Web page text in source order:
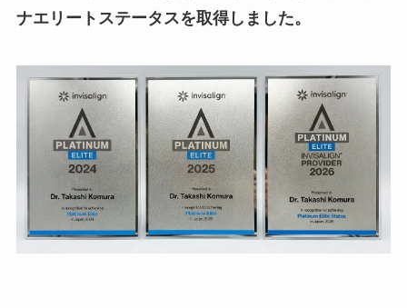
ナエリートステータスを取得しました。